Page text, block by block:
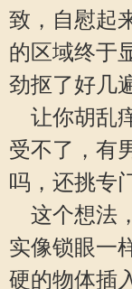
致，自慰起
的区域终于
劲抠了好几
让你胡乱
受不了，有
吗，还挑专
这个想法
实像锁眼一
硬的物体